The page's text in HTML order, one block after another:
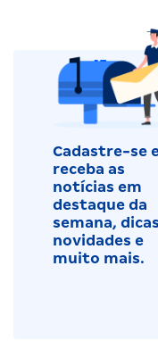
Cadastre-se
receba as
notícias em
destaque da
semana,
novidades e
muito mais.